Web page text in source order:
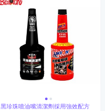
黑珍珠噴油嘴清潔劑採用強效配方